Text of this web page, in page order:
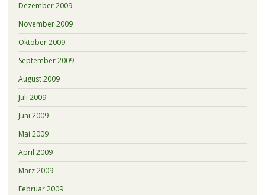
Dezember 2009
November 2009
Oktober 2009
September 2009
August 2009
Juli 2009
Juni 2009
Mai 2009
April 2009
März 2009
Februar 2009